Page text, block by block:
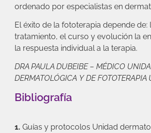
ordenado por especialistas en
El éxito de la fototerapia depende de:
tratamiento, el curso y evolución la
la respuesta individual a la terapia.
DRA PAULA DUBEIBE – MÉDICO
DERMATOLÓGICA YDE FOTOTERAPIA
Bibliografía
1. Guías y protocolos Unidad